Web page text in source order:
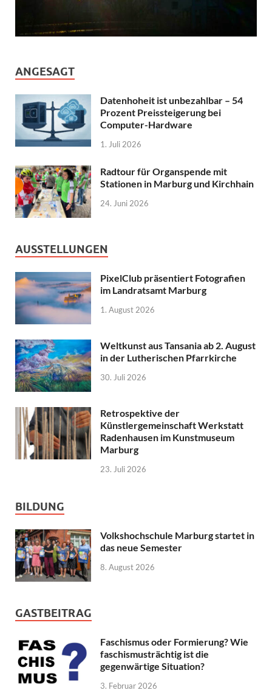
ANGESAGT
Datenhoheit ist unbezahlbar – 54
Prozent Preissteigerung bei
Computer-Hardware
1. Juli 2026
Radtour für Organspende mit
Stationen in Marburg und Kirchhain
24. Juni 2026
AUSSTELLUNGEN
PixelClub präsentiert Fotografien
im Landratsamt Marburg
1. August 2026
Weltkunst aus Tansania ab 2. August
in der Lutherischen Pfarrkirche
30. Juli 2026
Retrospektive der
Künstlergemeinschaft Werkstatt
Radenhausen im Kunstmuseum
Marburg
23. Juli 2026
BILDUNG
Volkshochschule Marburg startet in
das neue Semester
8. August 2026
GASTBEITRAG
Faschismus oder Formierung? Wie
faschismusträchtig ist die
gegenwärtige Situation?
3. Februar 2026